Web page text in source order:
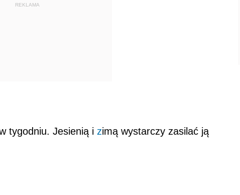
REKLAMA
tygodniu. Jesienią i zimą wystarczy zasilać ją